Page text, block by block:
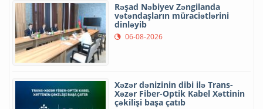
Rəşad Nəbiyev Zəngilanda
vətəndaşların müraciətlərini
dinləyib
06-08-2026
Xəzər dənizinin dibi ilə Trans-
Xəzər Fiber-Optik Kabel Xəttinin
çəkilişi başa çatıb